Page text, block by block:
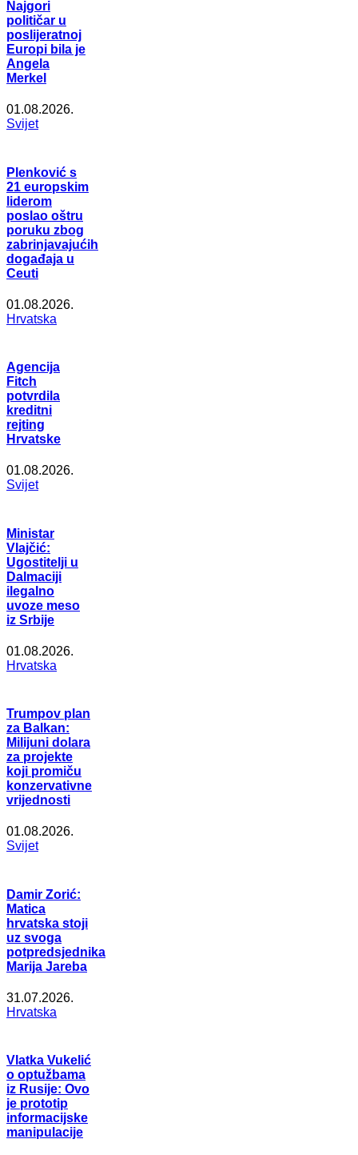
Najgori
političar u
poslijeratnoj
Europi bila je
Angela
Merkel
01.08.2026.
Svijet
Plenković s
21 europskim
liderom
poslao oštru
poruku zbog
zabrinjavajućih
događaja u
Ceuti
01.08.2026.
Hrvatska
Agencija
Fitch
potvrdila
kreditni
rejting
Hrvatske
01.08.2026.
Svijet
Ministar
Vlajčić:
Ugostitelji u
Dalmaciji
ilegalno
uvoze meso
iz Srbije
01.08.2026.
Hrvatska
Trumpov plan
za Balkan:
Milijuni dolara
za projekte
koji promiču
konzervativne
vrijednosti
01.08.2026.
Svijet
Damir Zorić:
Matica
hrvatska stoji
uz svoga
potpredsjednika
Marija Jareba
31.07.2026.
Hrvatska
Vlatka Vukelić
o optužbama
iz Rusije: Ovo
je prototip
informacijske
manipulacije